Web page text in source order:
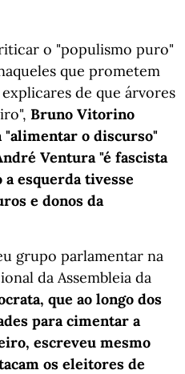
o "populismo puro"
que prometem
de que árvores
Bruno Vitorino
"alimentar o discurso"
Ventura "é fascista
a esquerda tivesse
e donos da
grupo parlamentar na
da Assembleia da
que ao longo dos
para cimentar a
escreveu mesmo
os eleitores de